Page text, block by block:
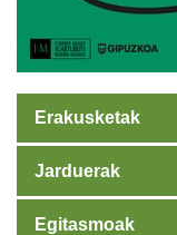
Erakusketak
Jarduerak
Egitasmoak